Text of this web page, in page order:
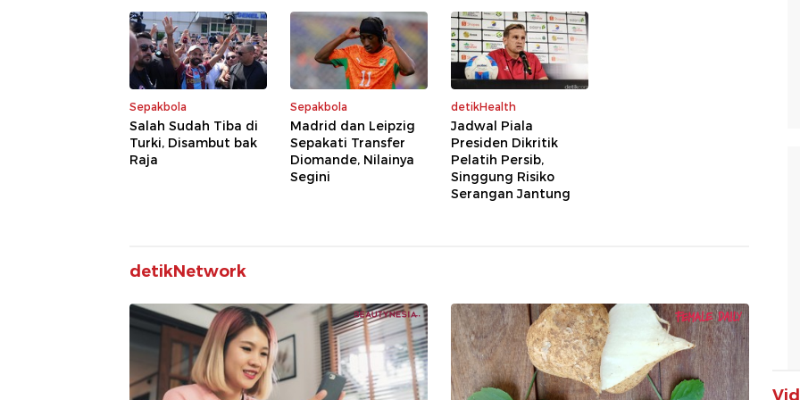
Sepakbola
Salah Sudah Tiba di
Turki, Disambut bak
Raja
Sepakbola
Madrid dan Leipzig
Sepakati Transfer
Diomande, Nilainya
Segini
detikHealth
Jadwal Piala
Presiden Dikritik
Pelatih Persib,
Singgung Risiko
Serangan Jantung
detikNetwork